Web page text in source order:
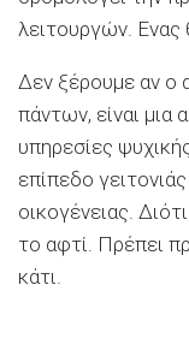
λειτουργών. Ενας
Δεν ξέρουμε αν ο
πάντων, είναι μια
υπηρεσίες
επίπεδο
οικογένειας.
το αφτί. Πρέπει
κάτι.